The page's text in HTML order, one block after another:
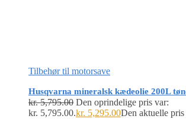
Tilbehør til motorsave
Husqvarna mineralsk kædeolie 200L
kr.5,795.00 Den oprindelige pris var:
kr. 5,795.00.kr. 5,295.00Den aktuelle pris